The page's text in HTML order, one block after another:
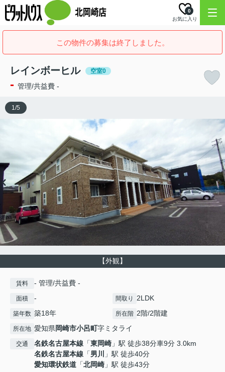
お気に入り
0
この物件の募集は終了しました。
レインボーヒル 空室0
- 管理/共益費 -
【外観】
1/5
賃料 - 管理/共益費 -
面積 - 間取り 2LDK
築年数 築18年 所在階 2階/2階建
所在地 愛知県岡崎市小呂町字ミタライ
交通 名鉄名古屋本線 「東岡崎 」駅 徒歩38分車9分 3.0km
名鉄名古屋本線 「男川
」駅 徒歩40分
愛知環状鉄道 「北岡崎 」駅 徒歩43分